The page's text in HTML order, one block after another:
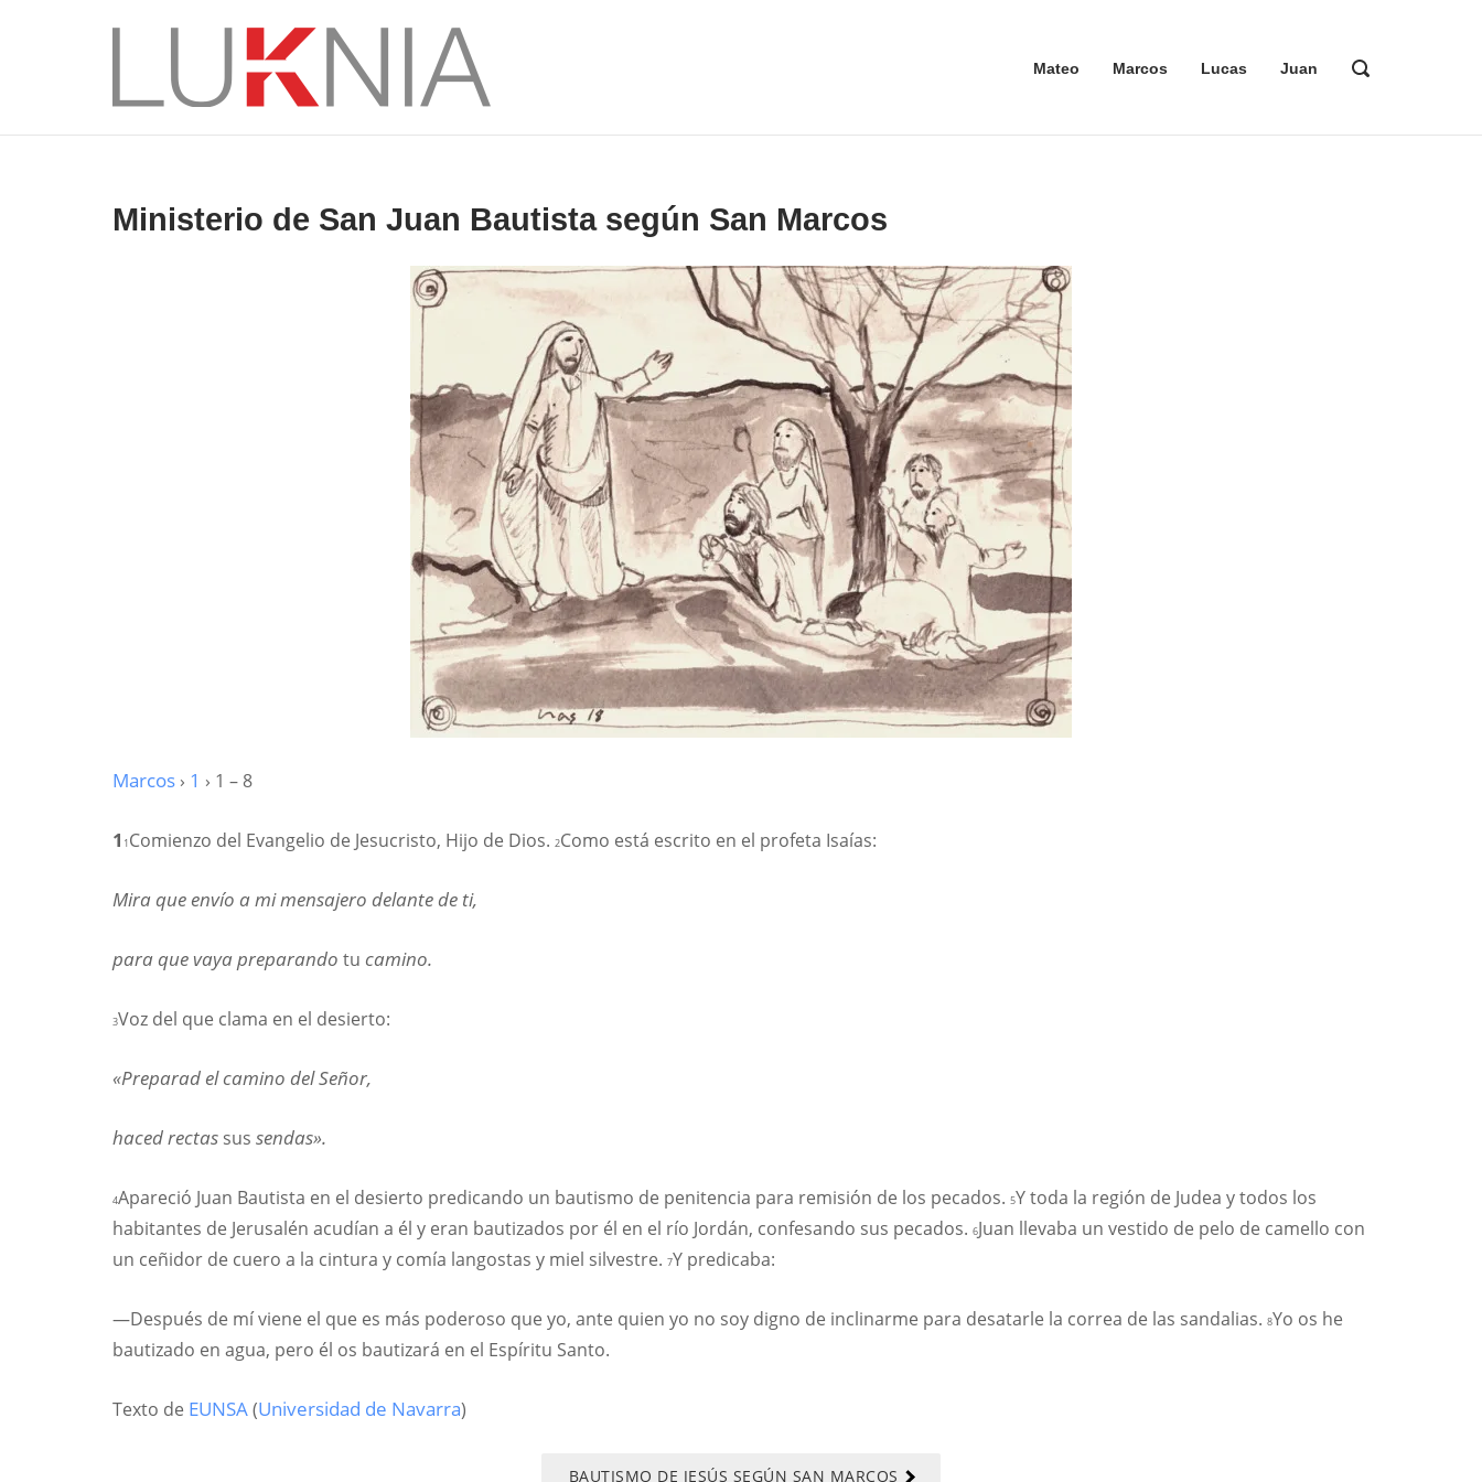
Mateo Marcos Lucas Juan
ABRIR
DE
Ministerio de San Juan Bautista según San Marcos
Marcos › 1 › 1 – 8
1 1 Comienzo del Evangelio de Jesucristo, Hijo de Dios. 2Como está escrito en el profeta Isaías:
Mira que envío a mi mensajero delante de ti,
para que vaya preparando tu camino.
3Voz del que clama en el desierto:
«Preparad el camino del Señor,
haced rectas sus sendas».
4Apareció Juan Bautista en el desierto predicando un bautismo de penitencia para remisión de los pecados. 5Y toda la región de Judea y todos los
habitantes de Jerusalén acudían a él y eran bautizados por él en el río Jordán, confesando sus pecados. 6Juan llevaba un vestido de pelo de camello con
un ceñidor de cuero a la cintura y comía langostas y miel silvestre. 7Y predicaba:
—Después de mí viene el que es más poderoso que yo, ante quien yo no soy digno de inclinarme para desatarle la correa de las sandalias. 8Yo os he
bautizado en agua, pero él os bautizará en el Espíritu Santo.
Texto de EUNSA(Universidad de Navarra)
BAUTISMO DE JESÚS SEGÚN SAN MARCOS